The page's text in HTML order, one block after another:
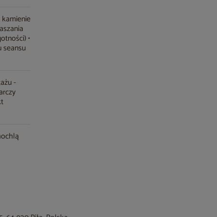
kamienie
•
seansu
-